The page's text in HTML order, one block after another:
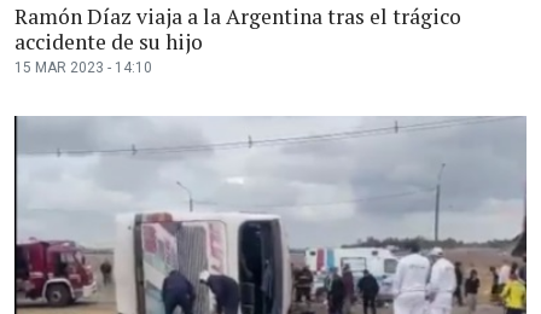
Ramón Díaz viaja a la Argentina tras el trágico
accidente de su hijo
15 MAR 2023 - 14:10